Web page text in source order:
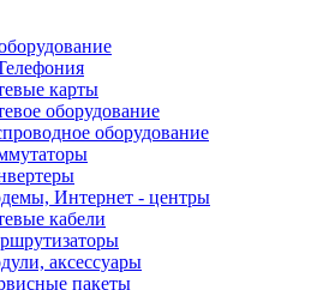
карты
оборудование
оборудование
Интернет - центры
кабели
аксессуары
пакеты